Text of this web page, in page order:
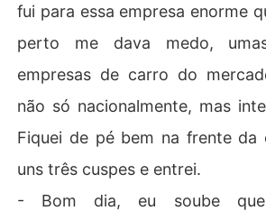
fui para essa empresa enorme
perto me dava medo,
empresas de carro do
não só nacionalmente, mas
Fiquei de pé bem na frente da
uns três cuspes e entrei.
- Bom dia, eu soube